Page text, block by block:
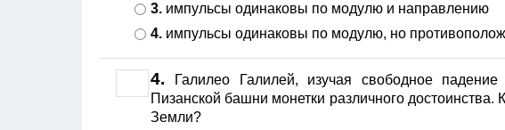
3. импульсы одинаковы по модулю и направлению
4. импульсы одинаковы по модулю, но
4.
Галилео Галилей, изучая свободное
Пизанской башни монетки различного достоинства.
Земли?